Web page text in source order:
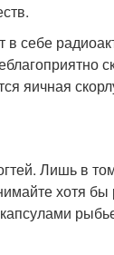
в себе
яичная
Лишь в
хотя